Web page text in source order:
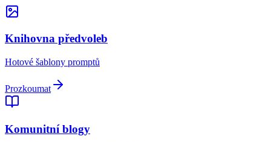
Knihovna předvoleb
Hotové šablony promptů
Prozkoumat
Komunitní blogy